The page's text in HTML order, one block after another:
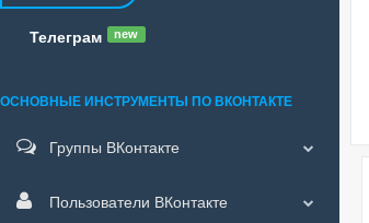
Телеграм new
ОСНОВНЫЕ ИНСТРУМЕНТЫ ПО ВКОНТАКТЕ
Группы ВКонтакте
Пользователи ВКонтакте